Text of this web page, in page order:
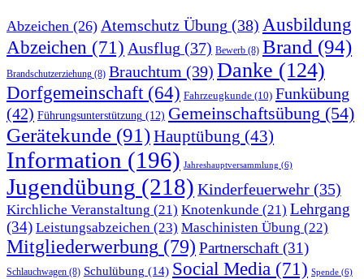
Abzeichen (26) Atemschutz Übung (38) Ausbildung
Abzeichen (71) Ausflug (37) Bewerb (8) Brand (94)
Brandschutzerziehung (8) Brauchtum (39) Danke (124)
Dorfgemeinschaft (64) Fahrzeugkunde (10) Funkübung
(42) Führungsunterstützung (12) Gemeinschaftsübung (54)
Gerätekunde (91)Hauptübung (43)
Information (196) Jahreshauptversammlung (6)
Jugendübung (218) Kinderfeuerwehr (35)
Kirchliche Veranstaltung (21) Knotenkunde (21) Lehrgang
(34) Leistungsabzeichen (23) Maschinisten Übung (22)
Mitgliederwerbung (79) Partnerschaft (31)
Schlauchwagen (8) Schulübung (14) Social Media (71) Spende (6)